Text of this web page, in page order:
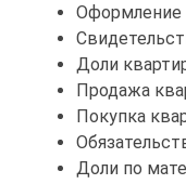
Оформление
Доли
Продажа
Покупка
Доли по